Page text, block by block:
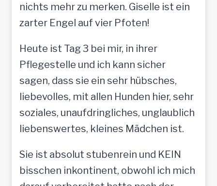
nichts mehr zu merken. Giselle ist ein
zarter Engel auf vier Pfoten!
Heute ist Tag 3 bei mir, in ihrer
Pflegestelle und ich kann sicher
sagen, dass sie ein sehr hübsches,
liebevolles, mit allen Hunden hier, sehr
soziales, unaufdringliches, unglaublich
liebenswertes, kleines Mädchen ist.
Sie ist absolut stubenrein und KEIN
bisschen inkontinent, obwohl ich mich